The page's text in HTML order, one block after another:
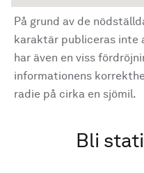
På grund av de
karaktär publiceras inte
har även en viss
informationens
radie på cirka en sjömil.
Bli